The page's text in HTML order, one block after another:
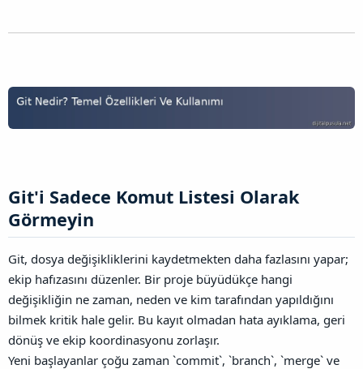
Git'i Sadece Komut Listesi Olarak
Görmeyin​
Git, dosya değişikliklerini kaydetmekten daha fazlasını yapar;
ekip hafızasını düzenler. Bir proje büyüdükçe hangi
değişikliğin ne zaman, neden ve kim tarafından yapıldığını
bilmek kritik hale gelir. Bu kayıt olmadan hata ayıklama, geri
dönüş ve ekip koordinasyonu zorlaşır.
Yeni başlayanlar çoğu zaman `commit`, `branch`, `merge` ve